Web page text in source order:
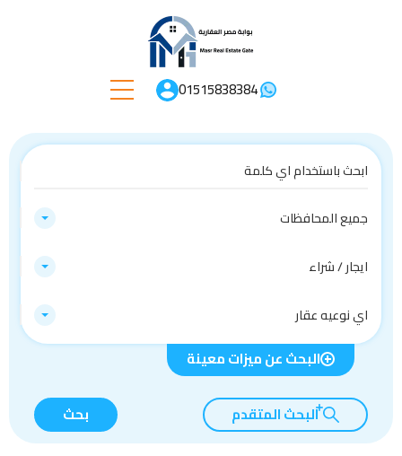
01515838384
جميع المحافظات
ايجار / شراء
اي نوعيه عقار
البحث عن ميزات معينة
البحث المتقدم بحث